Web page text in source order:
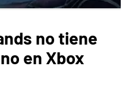
no tiene
en Xbox